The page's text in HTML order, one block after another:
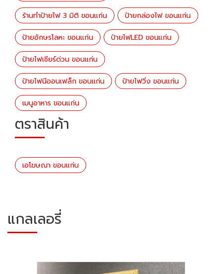
ร้านทำป้ายไฟ 3 มิติ ขอนแก่น ป้ายกล่องไฟ ขอนแก่น
ป้ายอักษรโลหะ ขอนแก่น ป้ายไฟLED ขอนแก่น
ป้ายไฟเชียร์ด่วน ขอนแก่น
ป้ายไฟนีออนเฟล็ก ขอนแก่น ป้ายไฟวิ่ง ขอนแก่น
เมนูอาหาร ขอนแก่น
ตราสินค้า
เอโฆษณา ขอนแก่น
แกลเลอรี่